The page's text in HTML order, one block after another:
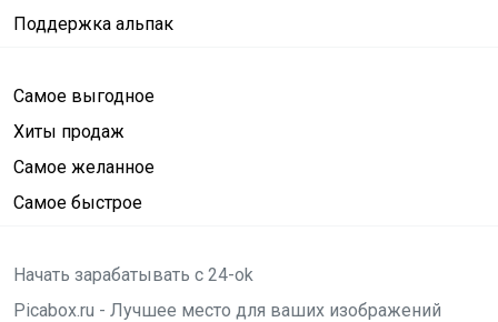
Поддержка альпак
Самое выгодное
Хиты продаж
Самое желанное
Самое быстрое
Начать зарабатывать с 24-ok
Picabox.ru - Лучшее место для ваших изображений